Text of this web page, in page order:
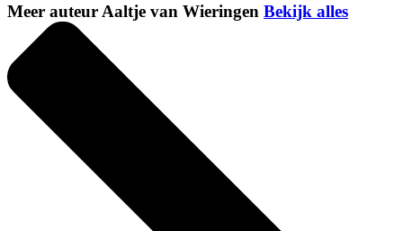
Meer auteur Aaltje van Wieringen Bekijk alles